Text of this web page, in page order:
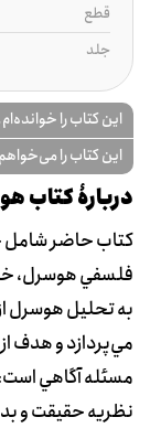
قطع
جلد
این کتاب را
این کتاب را
دربارۀ کتاب
کتاب حاضر شامل
فلسفي هوسرل،
به تحليل
مي‌پردازد و هدف
مسئله آگاهي
نظريه حقيقت و